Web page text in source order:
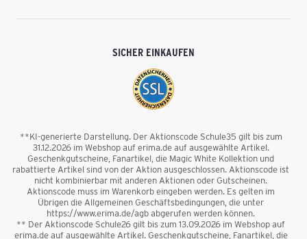
SICHER EINKAUFEN
**KI-generierte Darstellung. Der Aktionscode Schule35 gilt bis zum
31.12.2026 im Webshop auf erima.de auf ausgewählte Artikel.
Geschenkgutscheine, Fanartikel, die Magic White Kollektion und
rabattierte Artikel sind von der Aktion ausgeschlossen. Aktionscode ist
nicht kombinierbar mit anderen Aktionen oder Gutscheinen.
Aktionscode muss im Warenkorb eingeben werden. Es gelten im
Übrigen die Allgemeinen Geschäftsbedingungen, die unter
https://www.erima.de/agb abgerufen werden können.
** Der Aktionscode Schule26 gilt bis zum 13.09.2026 im Webshop auf
erima.de auf ausgewählte Artikel. Geschenkgutscheine, Fanartikel, die